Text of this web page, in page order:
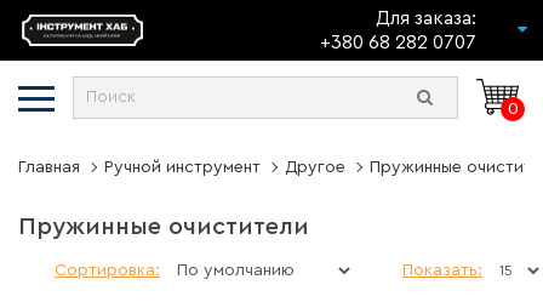
Для заказа:
+380 68 282 0707
0
Главная Ручной инструмент Другое Пружинные
Пружинные очистители
Сортировка: Показать: